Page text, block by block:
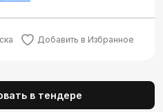
Добавить в Избранное
в тендере